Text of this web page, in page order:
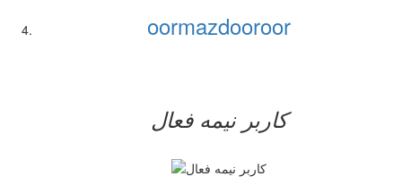
oormazdooroor
کاربر نيمه فعال